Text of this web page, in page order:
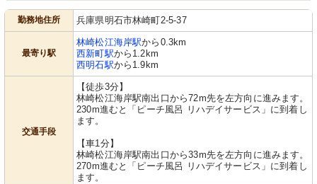
勤務地住所 兵庫県明石市林崎町2-5-37
最寄り駅
林崎松江海岸駅から0.3km
西新町駅から1.2km
西明石駅から1.9km
交通手段
【徒歩3分】
林崎松江海岸駅南出口から72m先を左方向に進みます。
230m進むと「ピーチ風呂 リハデイサービス」に到着し
ます。
【車1分】
林崎松江海岸駅南出口から33m先を左方向に進みます。
270m進むと「ピーチ風呂 リハデイサービス」に到着し
ます。